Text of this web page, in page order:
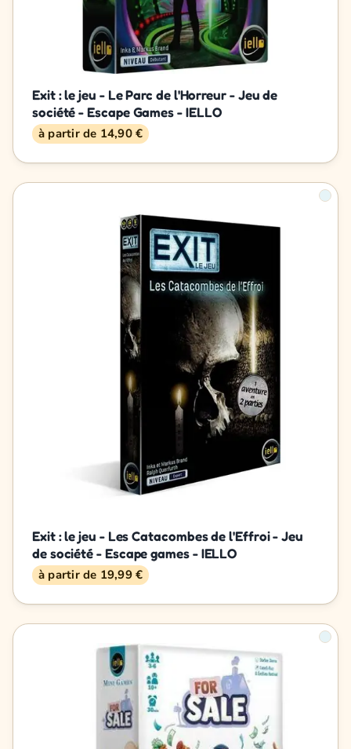
Exit : le jeu - Le Parc de l'Horreur - Jeu de
société - Escape Games - IELLO
à partir de 14,90 €
Exit : le jeu - Les Catacombes de l'Effroi - Jeu
de société - Escape games - IELLO
à partir de 19,99 €